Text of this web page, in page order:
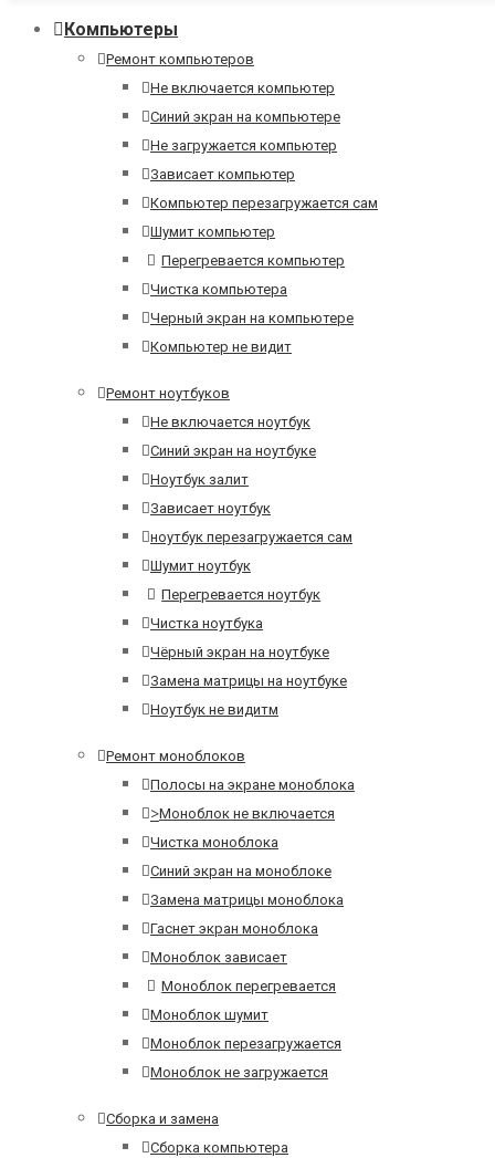
Компьютеры
Ремонт компьютеров
Не включается компьютер
Синий экран на компьютере
Не загружается компьютер
Зависает компьютер
Компьютер перезагружается сам
Шумит компьютер
Перегревается компьютер
Чистка компьютера
Черный экран на компьютере
Компьютер не видит
Ремонт ноутбуков
Не включается ноутбук
Синий экран на ноутбуке
Ноутбук залит
Зависает ноутбук
ноутбук перезагружается сам
Шумит ноутбук
Перегревается ноутбук
Чистка ноутбука
Чёрный экран на ноутбуке
Замена матрицы на ноутбуке
Ноутбук не видитм
Ремонт моноблоков
Полосы на экране моноблока
>Моноблок не включается
Чистка моноблока
Синий экран на моноблоке
Замена матрицы моноблока
Гаснет экран моноблока
Моноблок зависает
Моноблок перегревается
Моноблок шумит
Моноблок перезагружается
Моноблок не загружается
Сборка и замена
Сборка компьютера